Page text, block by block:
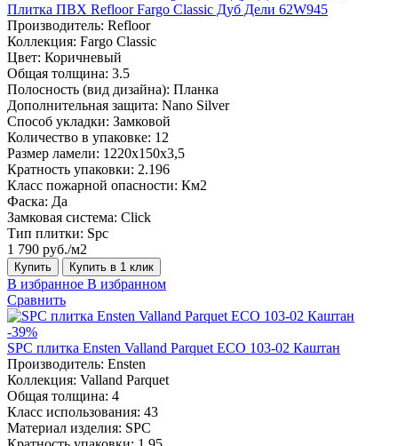
Плитка ПВХ Refloor Fargo Classic Дуб Дели 62W945
Производитель: Refloor
Коллекция: Fargo Classic
Цвет: Коричневый
Общая толщина: 3.5
Полосность (вид дизайна): Планка
Дополнительная защита: Nano Silver
Способ укладки: Замковой
Количество в упаковке: 12
Размер ламели: 1220х150х3,5
Кратность упаковки: 2.196
Класс пожарной опасности: Км2
Фаска: Да
Замковая система: Click
Тип плитки: Spc
1 790 руб./м2
Купить Купить в 1 клик
В избранное В избранном
Сравнить
-39%
SPC плитка Ensten Valland Parquet ECO 103-02 Каштан
Производитель: Ensten
Коллекция: Valland Parquet
Общая толщина: 4
Класс использования: 43
Материал изделия: SPC